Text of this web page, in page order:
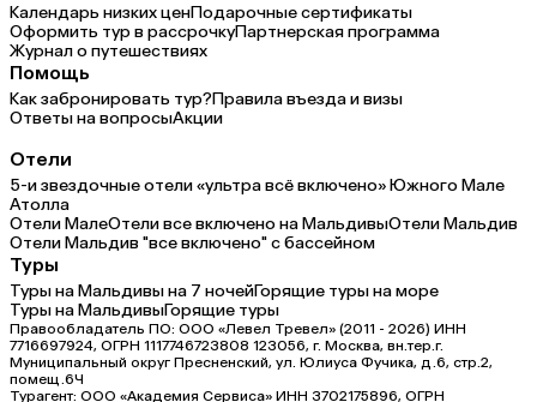
Календарь низких ценПодарочные сертификаты
Оформить тур в рассрочкуПартнерская программа
Журнал о путешествиях
Помощь
Как забронировать тур?Правила въезда и визы
Ответы на вопросыАкции
Отели
5-и звездочные отели «ультра всё включено» Южного Мале
Атолла
Отели МалеОтели все включено на МальдивыОтели Мальдив
Отели Мальдив "все включено" с бассейном
Туры
Туры на Мальдивы на 7 ночейГорящие туры на море
Туры на МальдивыГорящие туры
Правообладатель ПО: ООО «Левел Тревел» (2011 - 2026) ИНН
7716697924, ОГРН 1117746723808 123056, г. Москва, вн.тер.г.
Муниципальный округ Пресненский, ул. Юлиуса Фучика, д.6, стр.2,
помещ.6Ч
Турагент: ООО «Академия Сервиса» ИНН 3702175896, ОГРН